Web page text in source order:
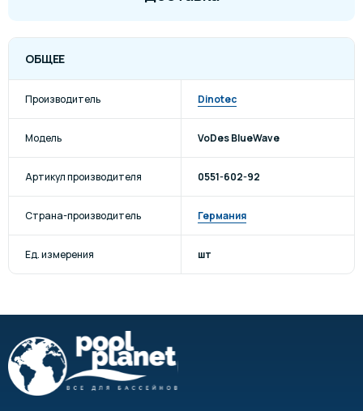
ОБЩЕЕ
Производитель Dinotec
Модель VoDes BlueWave
Артикул производителя 0551-602-92
Страна-производитель Германия
Ед. измерения шт